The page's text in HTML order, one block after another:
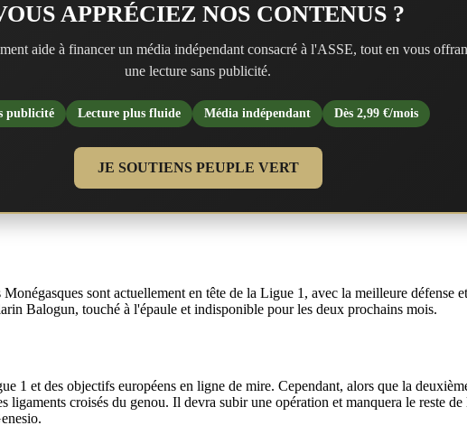
APPRÉCIEZ NOS CONTENUS ?
aide à financer un média indépendant consacré à l'ASSE, tout en vous
une lecture sans publicité.
publicité Lecture plus fluide Média indépendant Dès 2,99 €/mois
JE SOUTIENS PEUPLE VERT
sont actuellement en tête de la Ligue 1, avec la meilleure défense
Balogun, touché à l'épaule et indisponible pour les deux prochains mois.
1 et des objectifs européens en ligne de mire. Cependant, alors que la
ligaments croisés du genou. Il devra subir une opération et manquera le reste